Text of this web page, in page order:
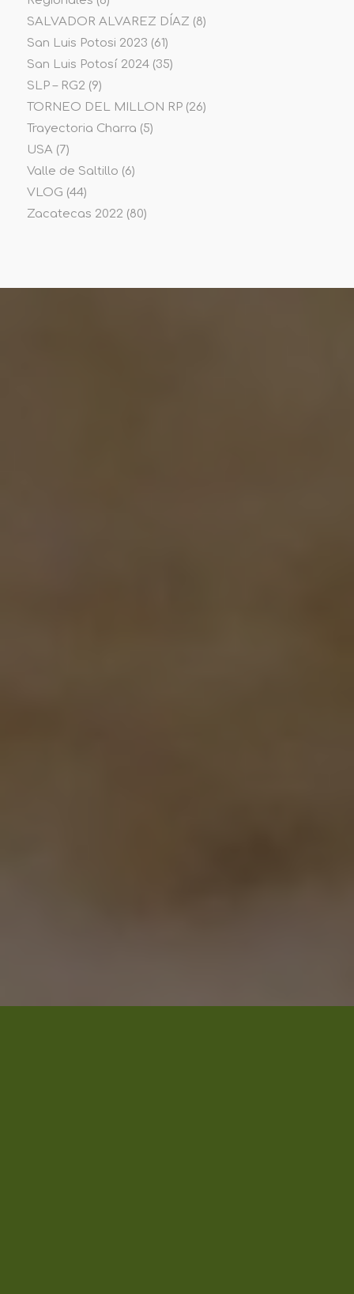
SALVADOR ALVAREZ DÍAZ (8)
San Luis Potosi 2023 (61)
San Luis Potosí 2024(35)
SLP – RG2 (9)
TORNEO DEL MILLON RP(26)
Trayectoria Charra (5)
USA(7)
Valle de Saltillo (6)
VLOG (44)
Zacatecas 2022 (80)